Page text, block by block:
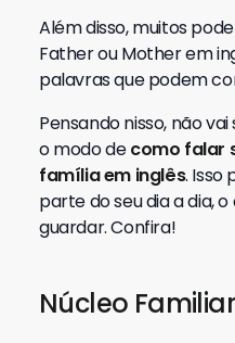
Além disso, muitos
Father ou Mother em
palavras que podem
Pensando nisso, não
o modo decomo falar
família em inglês. Isso
parte do seu dia a dia,
guardar. Confira!
Núcleo